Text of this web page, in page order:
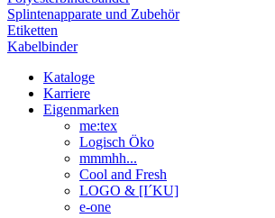
Splintenapparate und Zubehör
Etiketten
Kabelbinder
Kataloge
Karriere
Eigenmarken
me:tex
Logisch Öko
mmmhh...
Cool and Fresh
LOGO & [I´KU]
e-one